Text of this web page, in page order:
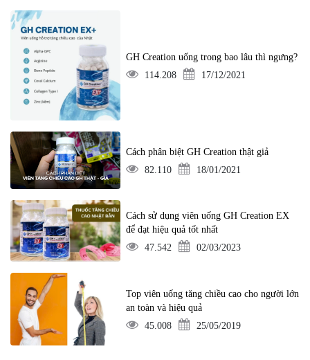
GH Creation uống trong bao lâu thì ngưng?
114.208
17/12/2021
Cách phân biệt GH Creation thật giả
82.110
18/01/2021
Cách sử dụng viên uống GH Creation EX
để đạt hiệu quả tốt nhất
47.542
02/03/2023
Top viên uống tăng chiều cao cho người lớn
an toàn và hiệu quả
45.008
25/05/2019